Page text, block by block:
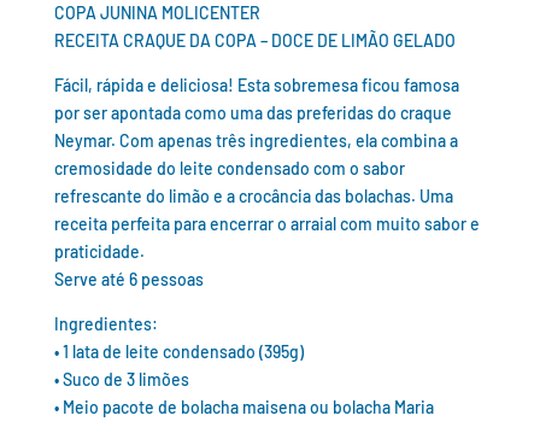
COPA JUNINA MOLICENTER
RECEITA CRAQUE DA COPA – DOCE DE LIMÃO GELADO
Fácil, rápida e deliciosa! Esta sobremesa ficou famosa
por ser apontada como uma das preferidas do craque
Neymar. Com apenas três ingredientes, ela combina a
cremosidade do leite condensado com o sabor
refrescante do limão e a crocância das bolachas. Uma
receita perfeita para encerrar o arraial com muito sabor e
praticidade.
Serve até 6 pessoas
Ingredientes:
• 1 lata de leite condensado (395g)
• Suco de 3 limões
• Meio pacote de bolacha maisena ou bolacha Maria